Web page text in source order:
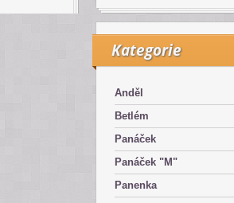
Kategorie
Anděl
Betlém
Panáček
Panáček "M"
Panenka